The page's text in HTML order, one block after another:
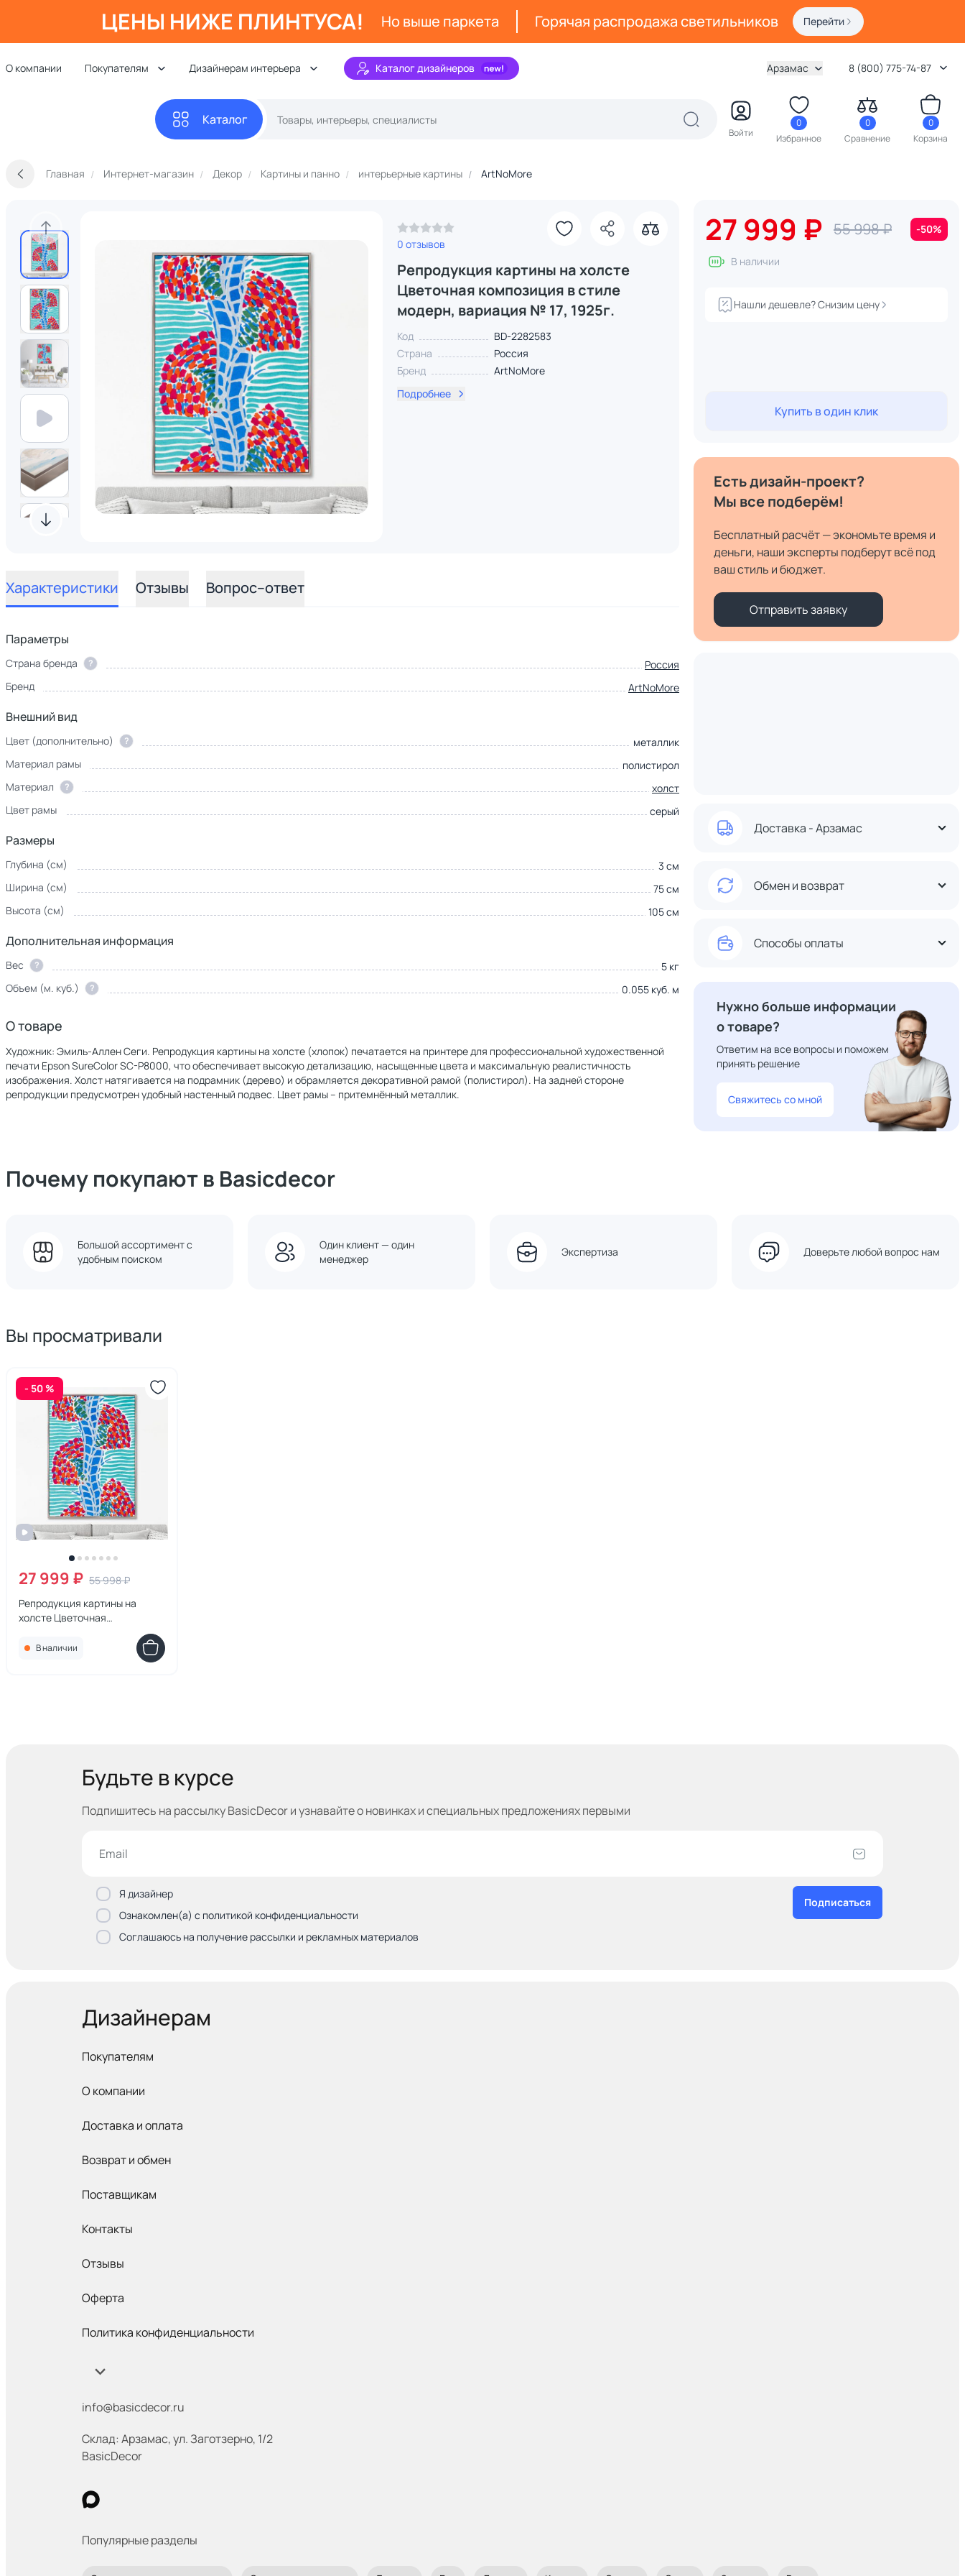
ЦЕНЫ НИЖЕ ПЛИНТУСА! Но выше паркета Горячая распродажа светильников Перейти
О компании Покупателям Дизайнерам интерьера Каталог дизайнеров Арзамас 8 (800) 775-74-87
Каталог
Войти
0
Избранное
0
Сравнение
0
Корзина
Главная Интернет-магазин Декор Картины и панно интерьерные картины ArtNoMore
0 отзывов
Репродукция картины на холсте
Цветочная композиция в стиле
модерн, вариация № 17, 1925г.
Код
BD-2282583
Страна
Россия
Бренд
ArtNoMore
Подробнее
Характеристики Отзывы Вопрос–ответ
Параметры
Страна бренда ?
Россия
Бренд
ArtNoMore
Внешний вид
Цвет (дополнительно) ?
металлик
Материал рамы
полистирол
Материал
?
холст
Цвет рамы
серый
Размеры
Глубина (см)
3 см
Ширина (см)
75 см
Высота (см)
105 см
Дополнительная информация
Вес ?
5 кг
Объем (м. куб.)
? 0.055 куб. м
О товаре
Художник: Эмиль-Аллен Сеги. Репродукция картины на холсте (хлопок) печатается на принтере для профессиональной художественной
печати Epson SureColor SC-P8000, что обеспечивает высокую детализацию, насыщенные цвета и максимальную реалистичность
изображения. Холст натягивается на подрамник (дерево) и обрамляется декоративной рамой (полистирол). На задней стороне
репродукции предусмотрен удобный настенный подвес. Цвет рамы – притемнённый металлик.
27 999 ₽ 55 998 ₽ -50%
В наличии
Нашли дешевле? Снизим цену
Купить в один клик
Есть дизайн-проект?
Мы все подберём!
Бесплатный расчёт — экономьте время и
деньги, наши эксперты подберут всё под
ваш стиль и бюджет.
Отправить заявку
Доставка - Арзамас
Обмен и возврат
Способы оплаты
Нужно больше информации
о товаре?
Ответим на все вопросы и поможем
принять решение
Свяжитесь со мной
Почему покупают в Basicdecor
Большой ассортимент с
удобным поиском
Один клиент — один
менеджер
Экспертиза Доверьте любой вопрос нам
Вы просматривали
- 50 %
27 999 ₽ 55 998 ₽
Репродукция картины на
холсте Цветочная
композиция в стиле модерн,
вариация № 17, 1925г.
В наличии
Будьте в курсе
Подпишитесь на рассылку BasicDecor и узнавайтео новинках и специальных предложениях первыми
Я дизайнер
Ознакомлен(а) с политикой конфиденциальности
Соглашаюсь на получение рассылки и рекламных материалов
Подписаться
Дизайнерам
Покупателям
О компании
Доставка и оплата
Возврат и обмен
Поставщикам
Контакты
Отзывы
Оферта
Политика конфиденциальности
info@basicdecor.ru
Склад: Арзамас,ул. Заготзерно, 1/2
BasicDecor
Популярные разделы